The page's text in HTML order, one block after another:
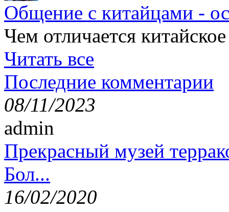
Общение с китайцами -
Чем отличается
Читать все
Последние комментарии
08/11/2023
admin
Прекрасный музей
Бол...
16/02/2020